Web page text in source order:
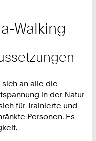
Walking
an alle die
in der Natur
für Trainierte und
Personen. Es